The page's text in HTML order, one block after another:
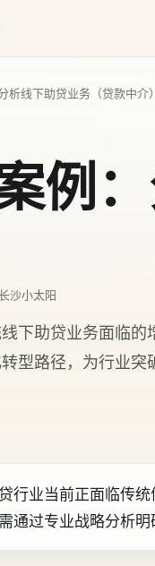
析线下助贷业务（贷款中介
例
沙小太阳
下助贷业务面临
型路径，为行业突
行业当前正面临传
通过专业战略分析